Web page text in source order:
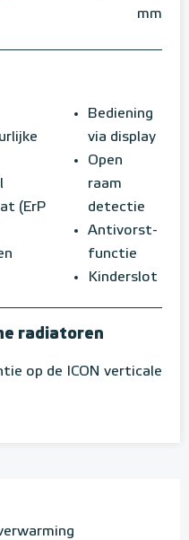
mm
(ErP
Bediening
via display
Open
raam
detectie
Antivorst-
functie
Kinderslot
radiatoren
op de ICON verticale